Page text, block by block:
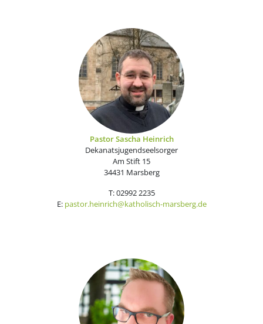
Pastor Sascha Heinrich
Dekanatsjugendseelsorger
Am Stift 15
34431 Marsberg
T: 02992 2235
E: pastor.heinrich@katholisch-marsberg.de